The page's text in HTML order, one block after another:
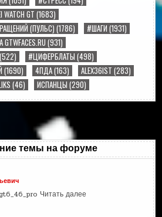
GT (1683)
(ПУЛЬС) (1786) #ШАГИ (1931)
(931)
(522) #ЦИФЕРБЛАТЫ (498)
(1690) 4ПДА(163) ALEX36IST (283)
(46) ИСПАНЦЫ (290)
темы на форуме
Читать далее